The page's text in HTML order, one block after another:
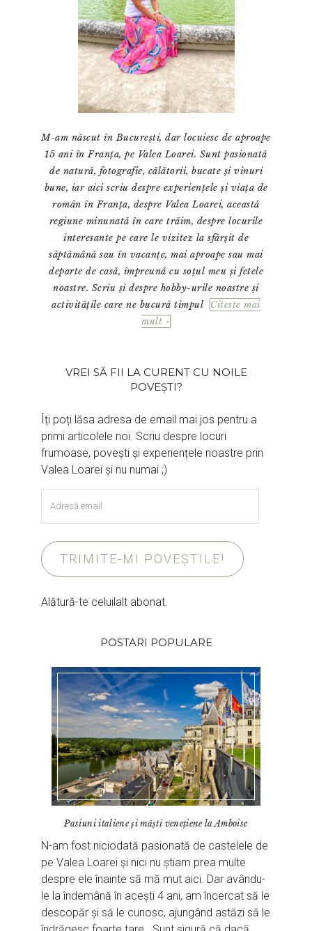
M-am născut în București, dar locuiesc de aproape
15 ani în Franța, pe Valea Loarei. Sunt pasionată
de natură, fotografie, călătorii, bucate și vinuri
bune, iar aici scriu despre experiențele și viața de
român în Franța, despre Valea Loarei, această
regiune minunată în care trăim, despre locurile
interesante pe care le vizitez la sfârșit de
săptămână sau în vacanțe, mai aproape sau mai
departe de casă, împreună cu soțul meu și fetele
noastre. Scriu și despre hobby-urile noastre și
activitățile care ne bucură timpul
Citeste mai
mult »
VREI SĂ FII LA CURENT CU NOILE
POVEȘTI?
Îți poți lăsa adresa de email mai jos pentru a
primi articolele noi. Scriu despre locuri
frumoase, povești și experiențele noastre prin
Valea Loarei și nu numai ;)
email
TRIMITE-MI POVEȘTILE!
Alătură-te celuilalt abonat.
POSTARI POPULARE
Pasiuni italiene și măști venețiene la Amboise
N-am fost niciodată pasionată de castelele de
pe Valea Loarei și nici nu știam prea multe
despre ele înainte să mă mut aici. Dar avându-
le la îndemână în acești 4 ani, am încercat să le
descopăr și să le cunosc, ajungând astăzi să le